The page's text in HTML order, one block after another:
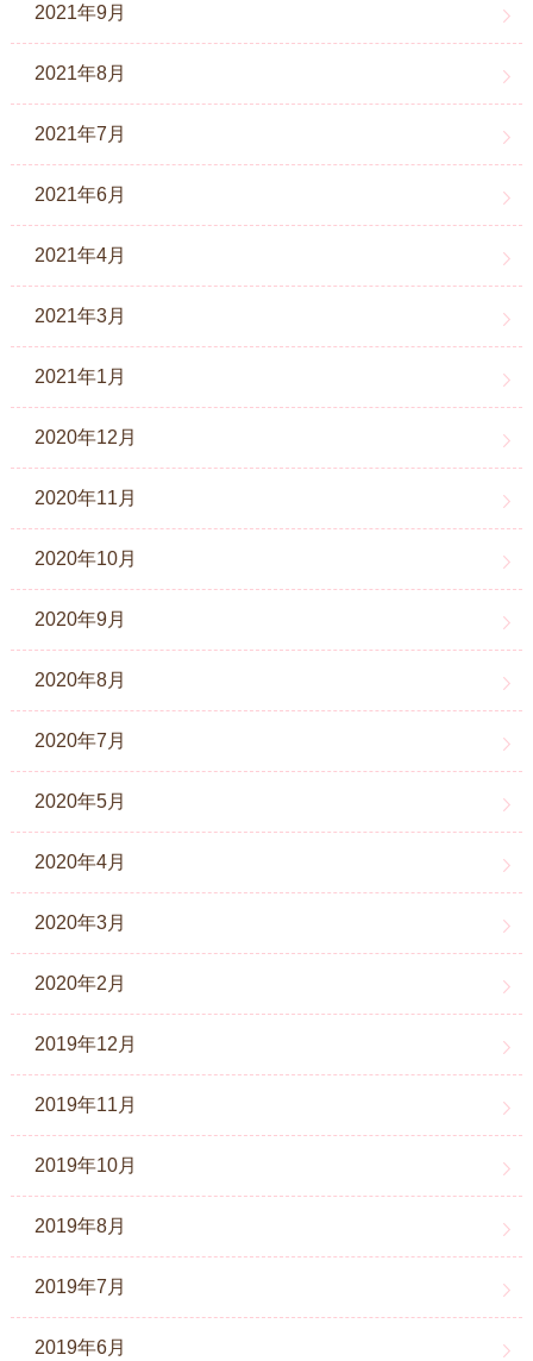
2021年9月
2021年8月
2021年7月
2021年6月
2021年4月
2021年3月
2021年1月
2020年12月
2020年11月
2020年10月
2020年9月
2020年8月
2020年7月
2020年5月
2020年4月
2020年3月
2020年2月
2019年12月
2019年11月
2019年10月
2019年8月
2019年7月
2019年6月